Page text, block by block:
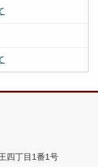
四丁目1番1号